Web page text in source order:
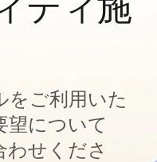
をご利用いた
望について
わせくださ